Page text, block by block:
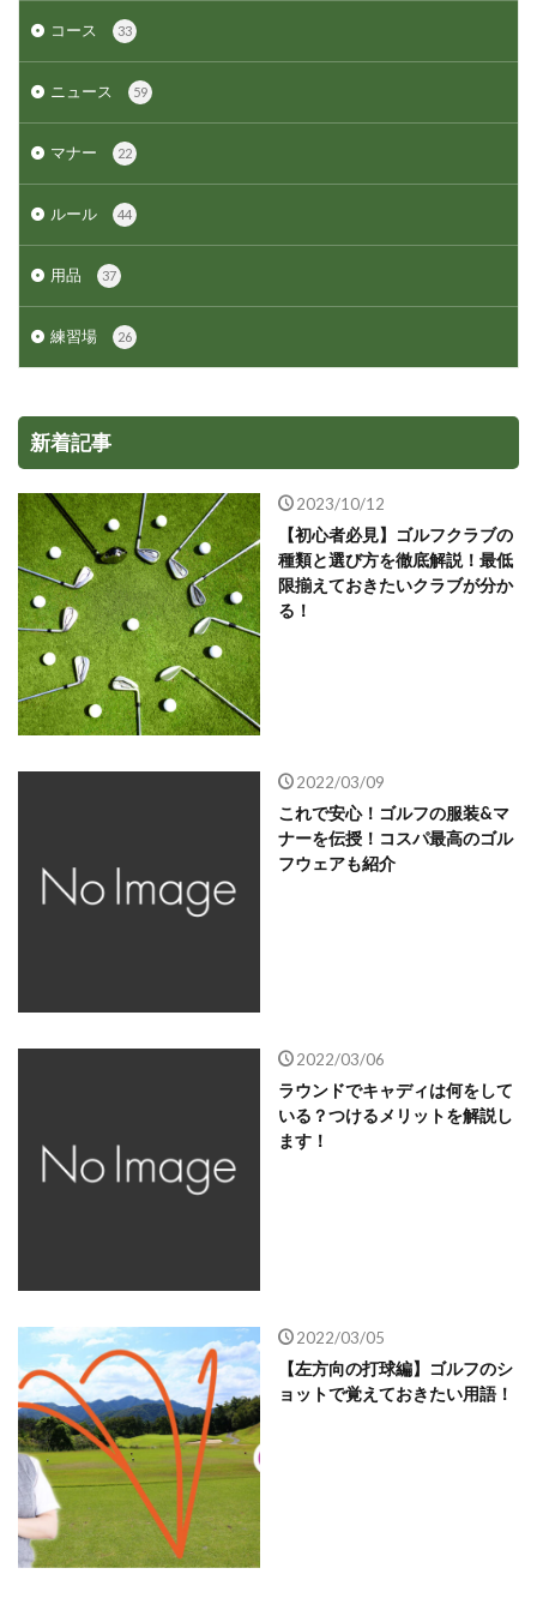
コース 33
ニュース 59
マナー 22
ルール 44
用品 37
練習場 26
新着記事
2023/10/12
【初心者必見】ゴルフクラブの
種類と選び方を徹底解説！最低
限揃えておきたいクラブが分か
る！
2022/03/09
これで安心！ゴルフの服装&マ
ナーを伝授！コスパ最高のゴル
フウェアも紹介
2022/03/06
ラウンドでキャディは何をして
いる？つけるメリットを解説し
ます！
2022/03/05
【左方向の打球編】ゴルフのシ
ョットで覚えておきたい用語！